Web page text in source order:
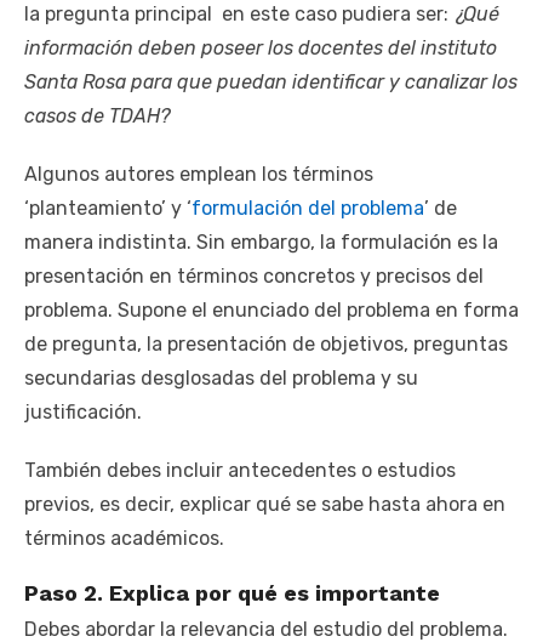
la pregunta principal en este caso pudiera ser: ¿Qué
información deben poseer los docentes del instituto
Santa Rosa para que puedan identificar y canalizar los
casos de TDAH?
Algunos autores emplean los términos
‘planteamiento’ y ‘formulación del problema’ de
manera indistinta. Sin embargo, la formulación es la
presentación en términos concretos y precisos del
problema. Supone el enunciado del problema en forma
de pregunta, la presentación de objetivos, preguntas
secundarias desglosadas del problema y su
justificación.
También debes incluir antecedentes o estudios
previos, es decir, explicar qué se sabe hasta ahora en
términos académicos.
Paso 2. Explica por qué es importante
Debes abordar la relevancia del estudio del problema.